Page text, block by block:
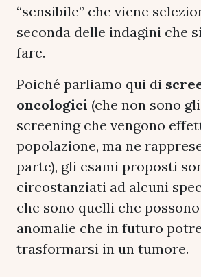
“sensibile” che viene
seconda delle indagini che
fare.
Poiché parliamo qui di
oncologici (che non sono
screening che vengono
popolazione, ma ne
parte), gli esami proposti
circostanziati ad alcuni
che sono quelli che
anomalie che in futuro
trasformarsi in un tumore.